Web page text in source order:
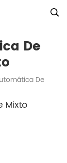
De
De
Mixto